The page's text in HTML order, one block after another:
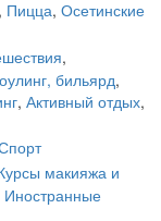
, Пицца, Осетинские
,
бильярд,
, Активный отдых,
макияжа и
Иностранные